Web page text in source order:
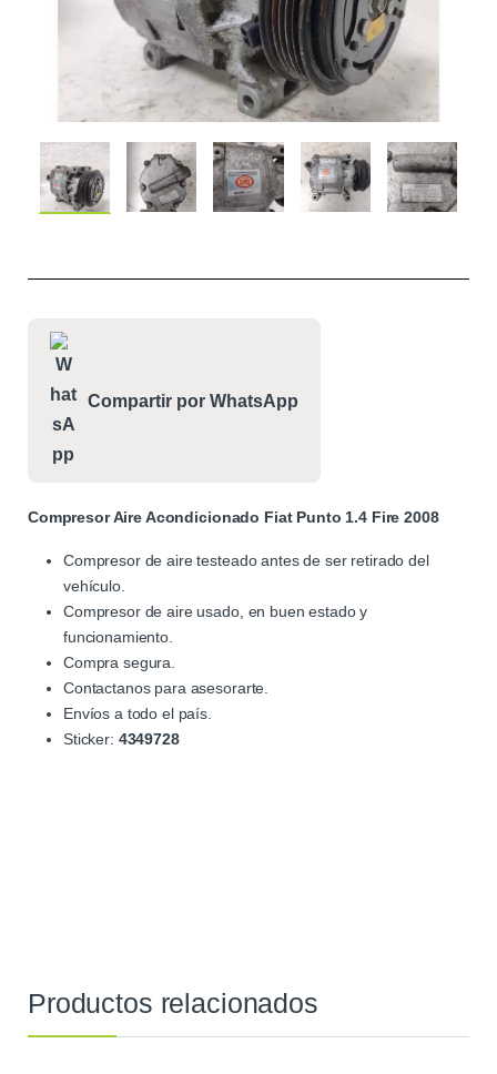
Compartir por WhatsApp
Compresor Aire Acondicionado Fiat Punto 1.4 Fire 2008
Compresor de aire testeado antes de ser retirado del
vehículo.
Compresor de aire usado, en buen estado y
funcionamiento.
Compra segura.
Contactanos para asesorarte.
Envíos a todo el país.
Sticker: 4349728
Productos relacionados